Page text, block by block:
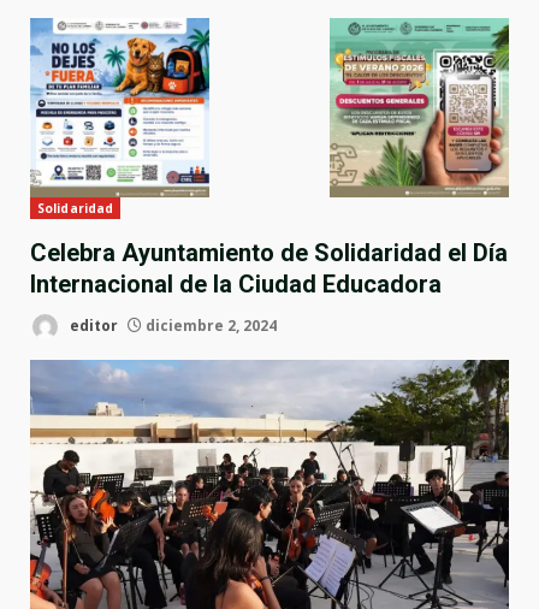
Solidaridad
Celebra Ayuntamiento de Solidaridad el Día
Internacional de la Ciudad Educadora
editor diciembre 2, 2024